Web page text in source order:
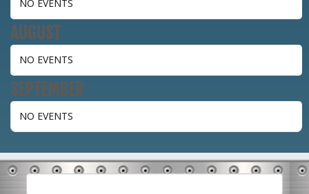
NO EVENTS
AUGUST
NO EVENTS
SEPTEMBER
NO EVENTS
Suchen